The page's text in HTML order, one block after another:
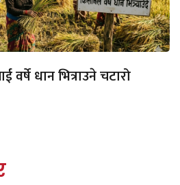
वर्षे धान भित्राउने चटारो